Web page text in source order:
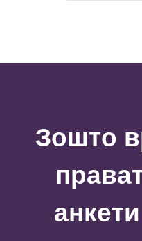
Зошто